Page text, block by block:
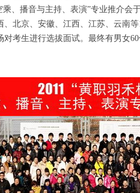
、播音与主持、表演”专业推介会
北京、安徽、江西、江苏、云南
对考生进行选拔面试。最终有男女